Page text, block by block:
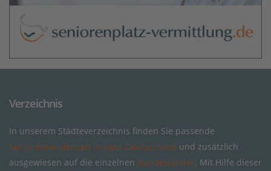
Verzeichnis
In unserem Städteverzeichnis finden Sie passende
Seniorenresidenzen in ganz Deutschland und zusätzlich
ausgewiesen auf die einzelnen Bundesländer. Mit Hilfe dieser